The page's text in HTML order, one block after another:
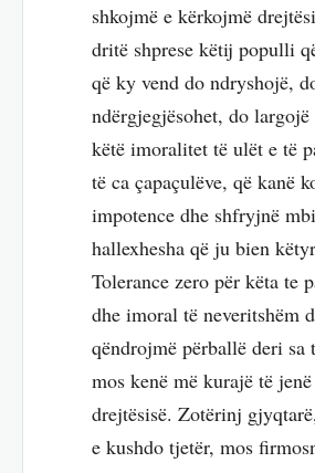
shkojmë e kërkojmë
dritë shprese këtij populli
që ky vend do ndryshojë,
ndërgjegjësohet, do
këtë imoralitet të ulët e të
të ca çapaçulëve, që kanë
impotence dhe shfryjnë
hallexhesha që ju bien
Tolerance zero për këta te
dhe imoral të neveritshëm
qëndrojmë përballë deri sa
mos kenë më kurajë të
drejtësisë. Zotërinj
e kushdo tjetër, mos